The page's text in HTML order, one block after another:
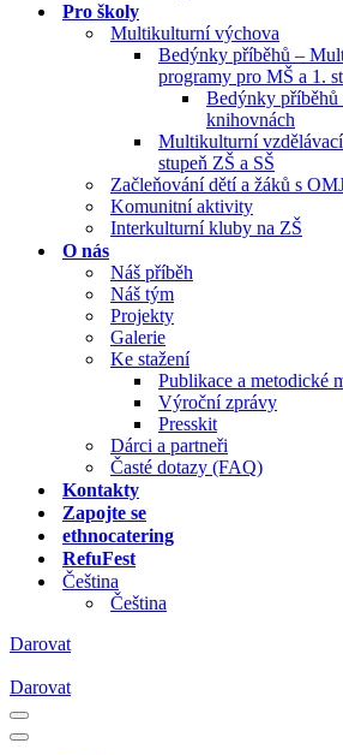
Pro školy
Multikulturní výchova
Bedýnky příběhů –
programy pro MŠ a 1.
Bedýnky příběhů
knihovnách
Multikulturní
stupeň ZŠ a SŠ
Začleňování dětí a žáků s
Komunitní aktivity
Interkulturní kluby na ZŠ
O nás
Náš příběh
Náš tým
Projekty
Galerie
Ke stažení
Publikace a metodické
Výroční zprávy
Presskit
Dárci a partneři
Časté dotazy (FAQ)
Kontakty
Zapojte se
ethnocatering
RefuFest
Čeština
Čeština
Darovat
Darovat
Navigační
menu
Navigační